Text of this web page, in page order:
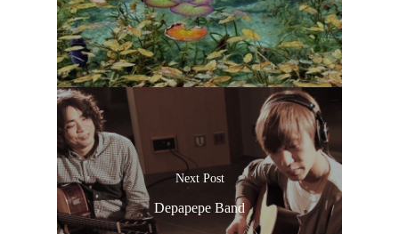
Next Post
Depapepe Bandประเทศญี่ปุ่น